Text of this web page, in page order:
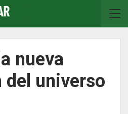
nueva
del universo